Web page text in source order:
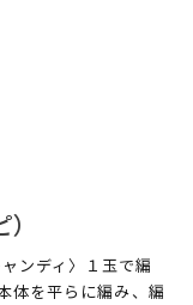
ンディ〉１玉で編
体を平らに編み、編